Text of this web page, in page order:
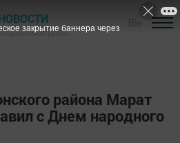
район
района Марат
с Днем народного
закрытие баннера через